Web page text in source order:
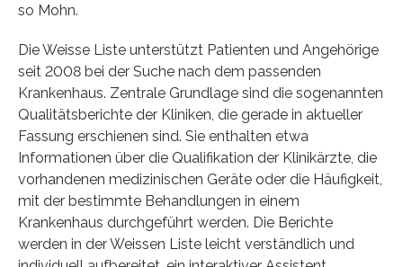
so Mohn.
Die Weisse Liste unterstützt Patienten und Angehörige
seit 2008 bei der Suche nach dem passenden
Krankenhaus. Zentrale Grundlage sind die sogenannten
Qualitätsberichte der Kliniken, die gerade in aktueller
Fassung erschienen sind. Sie enthalten etwa
Informationen über die Qualifikation der Klinikärzte, die
vorhandenen medizinischen Geräte oder die Häufigkeit,
mit der bestimmte Behandlungen in einem
Krankenhaus durchgeführt werden. Die Berichte
werden in der Weissen Liste leicht verständlich und